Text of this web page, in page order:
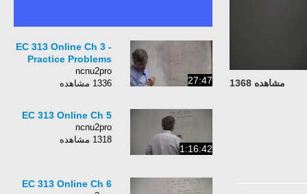
مشاهده 1368 27:47
EC 313 Online Ch 3 -
Practice Problems
ncnu2pro
1336 مشاهده
1:16:42
EC 313 Online Ch 5
ncnu2pro
1318 مشاهده
EC 313 Online Ch 6